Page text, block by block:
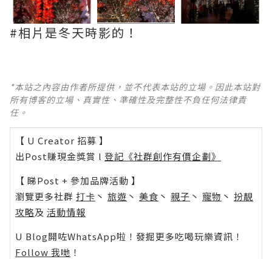
#相片是冬天時影的！
*本站之內容由作者所提供，並不代表本站的立場。因此本站對
所有博客的立場、真實性、準確性及完整性不負任何法律責
任。
【 U Creator 招募 】
出Post賺現金獎賞 l 登記《社群創作有價企劃》
【 睇Post + 參加品牌活動 】
瀏覽更多社群 打卡 丶 旅遊 丶 美食 丶 親子 丶 寵物 丶 扮靚
攻略及 活動情報
U Blog開咗WhatsApp啦！發掘更多吃喝玩樂資訊！
Follow 我哋 ！